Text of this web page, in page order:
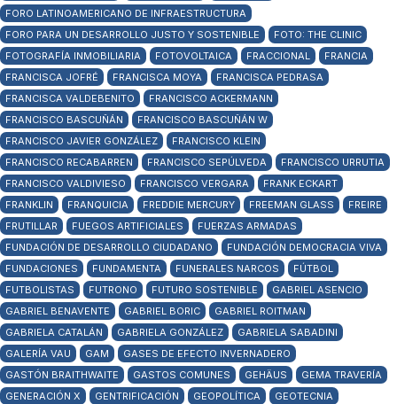
FORO LATINOAMERICANO DE INFRAESTRUCTURA
FORO PARA UN DESARROLLO JUSTO Y SOSTENIBLE
FOTO: THE CLINIC
FOTOGRAFÍA INMOBILIARIA
FOTOVOLTAICA FRACCIONAL
FRANCIA
FRANCISCA JOFRÉ
FRANCISCA MOYA
FRANCISCA PEDRASA
FRANCISCA VALDEBENITO
FRANCISCO ACKERMANN
FRANCISCO BASCUÑÁN
FRANCISCO BASCUÑÁN W
FRANCISCO JAVIER GONZÁLEZ
FRANCISCO KLEIN
FRANCISCO RECABARREN
FRANCISCO SEPÚLVEDA
FRANCISCO URRUTIA
FRANCISCO VALDIVIESO
FRANCISCO VERGARA
FRANK ECKART
FRANKLIN
FRANQUICIA FREDDIE MERCURY FREEMAN GLASS
FREIRE
FRUTILLAR
FUEGOS ARTIFICIALES
FUERZAS ARMADAS
FUNDACIÓN DE DESARROLLO CIUDADANO
FUNDACIÓN DEMOCRACIA VIVA
FUNDACIONES
FUNDAMENTA FUNERALES NARCOS
FÚTBOL
FUTBOLISTAS
FUTRONO FUTURO SOSTENIBLE
GABRIEL ASENCIO
GABRIEL BENAVENTE
GABRIEL BORIC
GABRIEL ROITMAN
GABRIELA CATALÁN
GABRIELA GONZÁLEZ
GABRIELA SABADINI
GALERÍA VAU
GAM
GASES DE EFECTO INVERNADERO
GASTÓN BRAITHWAITE
GASTOS COMUNES GEHÄUS
GEMA TRAVERÍA
GENERACIÓN X
GENTRIFICACIÓN GEOPOLÍTICA
GEOTECNIA